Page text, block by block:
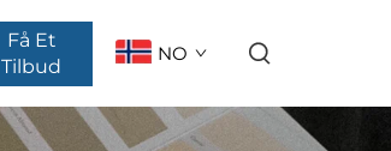
Få Et
Tilbud
NO